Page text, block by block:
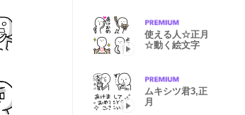
使える人☆正月
☆動く絵文字
ムキシツ君3,正
月